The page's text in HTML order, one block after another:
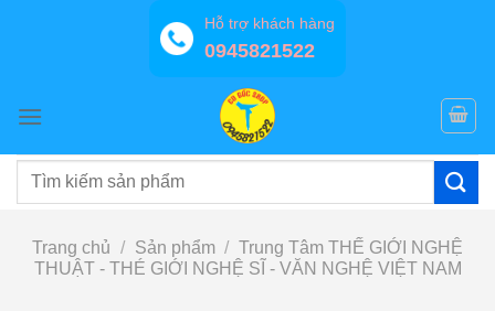
Hỗ trợ khách hàng
0945821522
Tìm
Trang chủ / Sản phẩm / Trung Tâm THẾ GIỚI NGHỆ
THUẬT - THÉ GIỚI NGHỆ SĨ - VĂN NGHỆ VIỆT NAM